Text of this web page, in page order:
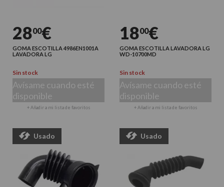
2800€
GOMA ESCOTILLA 4986EN1001A
LAVADORA LG
Sin stock
Avísame cuando esté
disponible
+ Añadir a mi lista de favoritos
1800€
GOMA ESCOTILLA LAVADORA LG
WD-10700MD
Sin stock
Avísame cuando esté
disponible
+ Añadir a mi lista de favoritos
Usado Usado